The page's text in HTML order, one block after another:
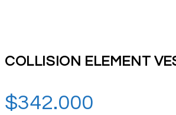
COLLISION ELEMENT
$342.000